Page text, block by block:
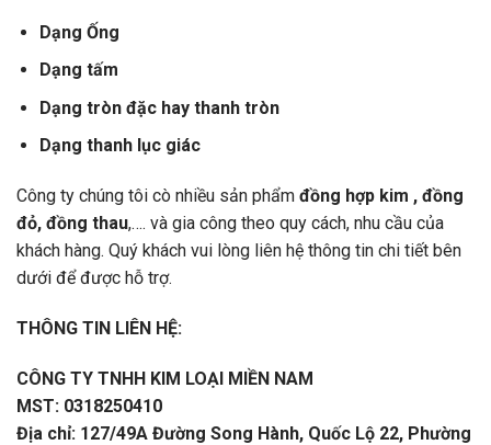
Dạng Ống
Dạng tấm
Dạng tròn đặc hay thanh tròn
Dạng thanh lục giác
Công ty chúng tôi cò nhiều sản phẩm đồng hợp kim , đồng
đỏ, đồng thau,…. và gia công theo quy cách, nhu cầu của
khách hàng. Quý khách vui lòng liên hệ thông tin chi tiết bên
dưới để được hỗ trợ.
THÔNG TIN LIÊN HỆ:
CÔNG TY TNHH KIM LOẠI MIỀN NAM
MST: 0318250410
Địa chỉ: 127/49A Đường Song Hành, Quốc Lộ 22, Phường